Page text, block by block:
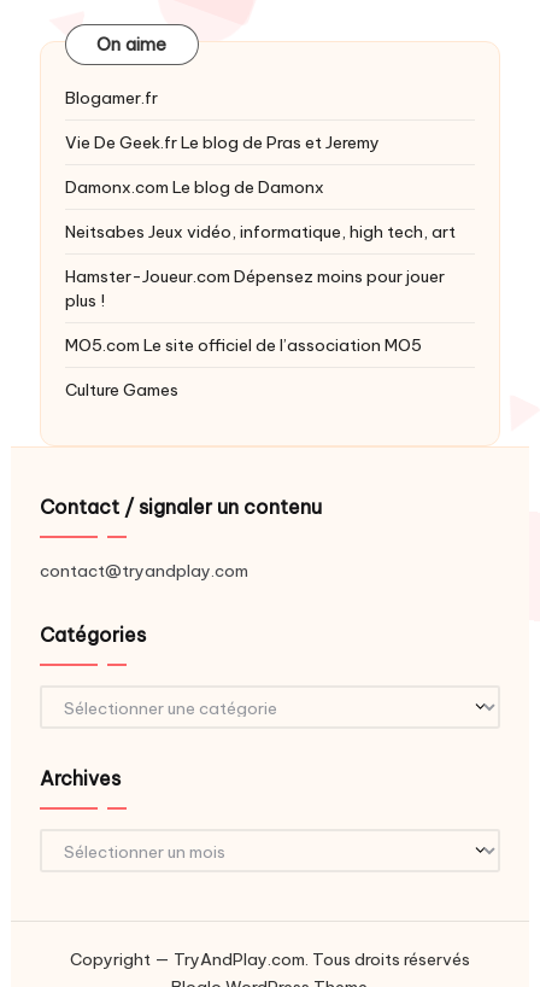
On aime
Blogamer.fr
Vie De Geek.frLe blog de Pras et Jeremy
Damonx.com Le blog de Damonx
Neitsabes Jeux vidéo, informatique, high tech, art
Hamster-Joueur.com Dépensez moins pour jouer
plus !
MO5.com Le site officiel de l’association MO5
Culture Games
Contact / signaler un contenu
contact@tryandplay.com
Catégories
Catégories
Archives
Archives
Copyright — TryAndPlay.com. Tous droits réservés